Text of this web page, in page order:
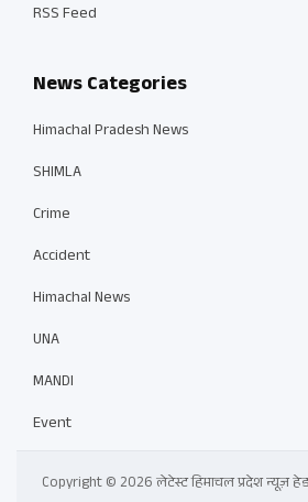
RSS Feed
News Categories
Himachal Pradesh News
SHIMLA
Crime
Accident
Himachal News
UNA
MANDI
Event
Copyright © 2026 लेटेस्ट हिमाचल प्रदेश न्यूज़